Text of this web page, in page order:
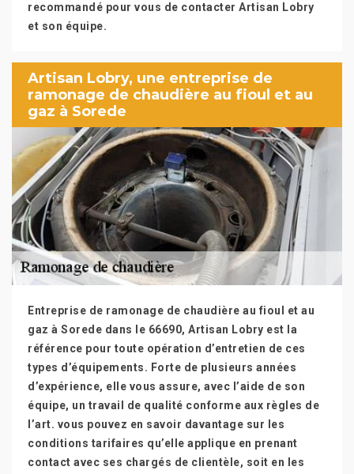
recommandé pour vous de contacter Artisan Lobry
et son équipe.
Artisan Lobry, une entreprise de
ramonage de chaudière au fioul et au
gaz à Sorede
Entreprise de ramonage de chaudière au fioul et au
gaz à Sorede dans le 66690, Artisan Lobry est la
référence pour toute opération d’entretien de ces
types d’équipements. Forte de plusieurs années
d’expérience, elle vous assure, avec l’aide de son
équipe, un travail de qualité conforme aux règles de
l’art. vous pouvez en savoir davantage sur les
conditions tarifaires qu’elle applique en prenant
contact avec ses chargés de clientèle, soit en les